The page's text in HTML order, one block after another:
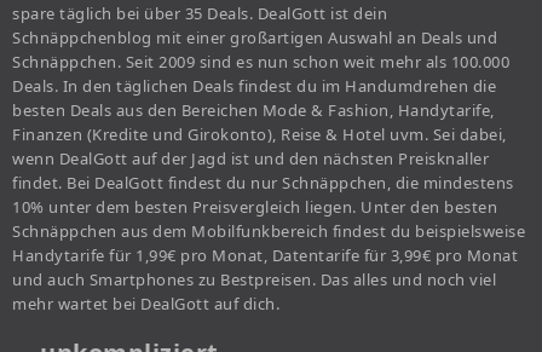
spare täglich bei über 35 Deals. DealGott ist dein
Schnäppchenblog mit einer großartigen Auswahl an Deals und
Schnäppchen. Seit 2009 sind es nun schon weit mehr als 100.000
Deals. In den täglichen Deals findest du im Handumdrehen die
besten Deals aus den Bereichen Mode & Fashion, Handytarife,
Finanzen (Kredite und Girokonto), Reise & Hotel uvm. Sei dabei,
wenn DealGott auf der Jagd ist und den nächsten Preisknaller
findet. Bei DealGott findest du nur Schnäppchen, die mindestens
10% unter dem besten Preisvergleich liegen. Unter den besten
Schnäppchen aus dem Mobilfunkbereich findest du beispielsweise
Handytarife für 1,99€ pro Monat, Datentarife für 3,99€ pro Monat
und auch Smartphones zu Bestpreisen. Das alles und noch viel
mehr wartet bei DealGott auf dich.